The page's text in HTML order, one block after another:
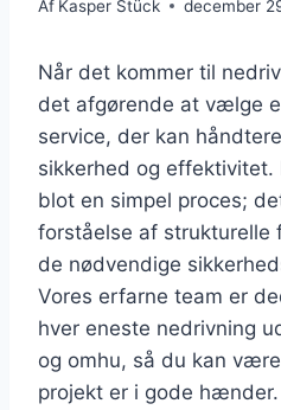
Af Kasper Stück december
Når det kommer til
det afgørende at vælge
service, der kan
sikkerhed og effektivitet.
blot en simpel proces;
forståelse af strukturelle
de nødvendige
Vores erfarne team er
hver eneste nedrivning
og omhu, så du kan
projekt er i gode